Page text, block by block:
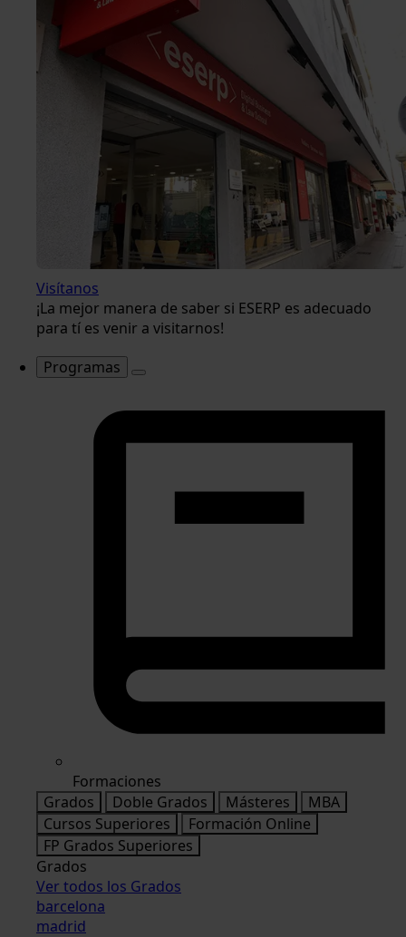
Visítanos
¡La mejor manera de saber si ESERP es adecuado
para tí es venir a visitarnos!
Programas
Formaciones
Grados
Doble Grados Másteres
MBA
Cursos Superiores
Formación Online
FP Grados Superiores
Grados
Ver todos los Grados
barcelona
madrid